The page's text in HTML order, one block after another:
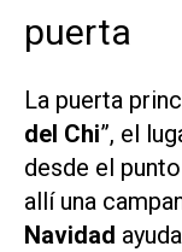
puerta
La puerta
del Chi”, el
desde el
allí una
Navidad